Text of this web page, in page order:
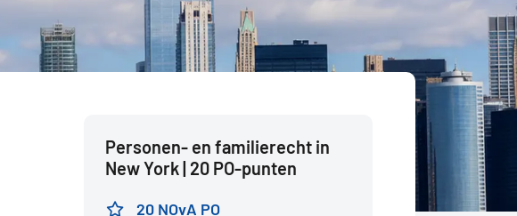
Personen- en familierecht in
New York | 20 PO-punten
20 NOvA PO